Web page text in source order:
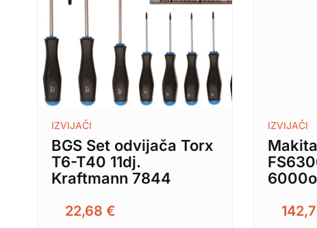
IZVIJAČI
BGS Set odvijača Torx
T6-T40 11dj.
Kraftmann 7844
22,68 €
IZVIJAČI